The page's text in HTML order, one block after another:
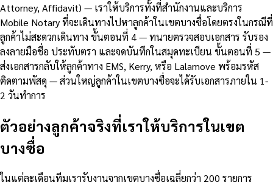
Attorney, Affidavit) — เราให้บริการทั้งที่สำนักงานและบริการ
Mobile Notary ที่จะเดินทางไปหาลูกค้าในเขตบางซื่อโดยตรงในกรณีที่
ลูกค้าไม่สะดวกเดินทาง ขั้นตอนที่ 4 — ทนายตรวจสอบเอกสาร รับรอง
ลงลายมือชื่อ ประทับตรา และจดบันทึกในสมุดทะเบียน ขั้นตอนที่ 5 —
ส่งเอกสารกลับให้ลูกค้าทาง EMS, Kerry, หรือ Lalamove พร้อมรหัส
ติดตามพัสดุ — ส่วนใหญ่ลูกค้าในเขตบางซื่อจะได้รับเอกสารภายใน 1-
2 วันทำการ
ตัวอย่างลูกค้าจริงที่เราให้บริการในเขต
บางซื่อ
ในแต่ละเดือนทีมเรารับงานจากเขตบางซื่อเฉลี่ยกว่า 200 รายการ